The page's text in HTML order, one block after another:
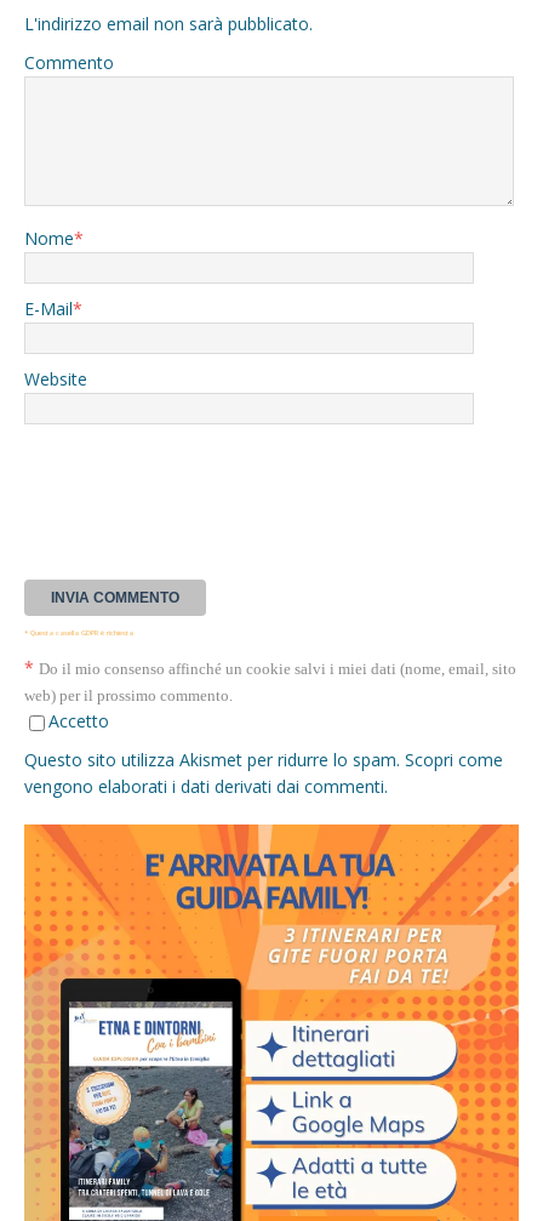
L'indirizzo email non sarà pubblicato.
Commento
Nome*
E-Mail*
Website
* Questa casella GDPR è richiesta
* Do il mio consenso affinché un cookie salvi i miei dati (nome, email, sito
web) per il prossimo commento.
Accetto
Questo sito utilizza Akismet per ridurre lo spam. Scopri come
vengono elaborati i dati derivati dai commenti.